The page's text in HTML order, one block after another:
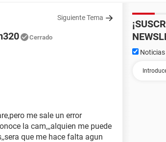
Siguiente Tema
Cerrado
me sale un error
la cam,,,alquien me puede
que me hace falta agun
Noticias